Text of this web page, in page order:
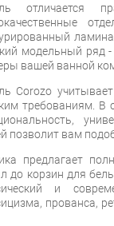
отличается
модельный ряд -
вашей ванной
Corozo
требованиям. В
позволит вам
предлагает
до корзин для
и
прованса,